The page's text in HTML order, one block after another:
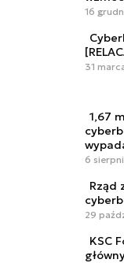
16
31
1,67
6
Rząd
29
KSC